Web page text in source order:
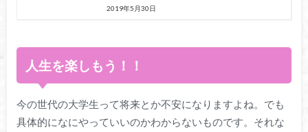
2019年5月30日
人生を楽しもう！！
今の世代の大学生って将来とか不安になりますよね。でも
具体的になにやっていいのかわからないものです。それな